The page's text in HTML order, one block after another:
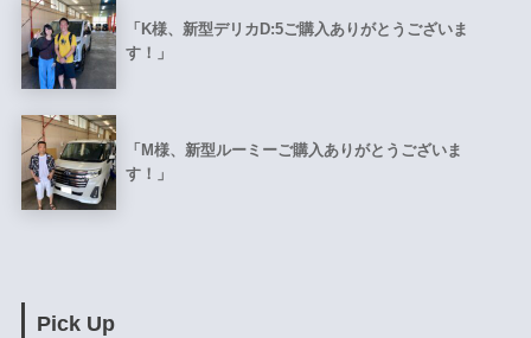
「K様、新型デリカD:5ご購入ありがとうございま
す！」
「M様、新型ルーミーご購入ありがとうございま
す！」
Pick Up